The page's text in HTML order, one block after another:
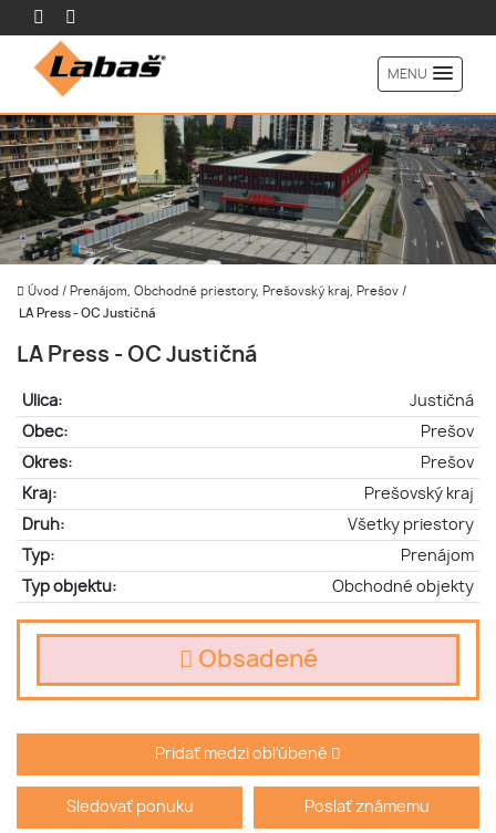
MENU
Úvod / Prenájom, Obchodné priestory, Prešovský kraj, Prešov /
LA Press - OC Justičná
LA Press - OC Justičná
Ulica:
Justičná
Obec:
Prešov
Okres:
Prešov
Kraj:
Prešovský kraj
Druh:
Všetky priestory
Typ:
Prenájom
Typ objektu:
Obchodné objekty
Obsadené
Pridať medzi obľúbené
Sledovať ponuku Poslať známemu